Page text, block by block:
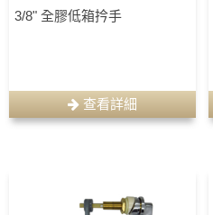
3/8" 全膠低箱扲手
查看詳細